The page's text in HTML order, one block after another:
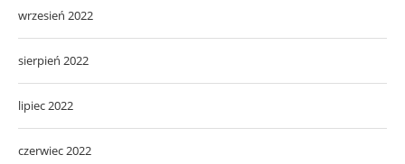
wrzesień 2022
sierpień 2022
lipiec 2022
czerwiec 2022